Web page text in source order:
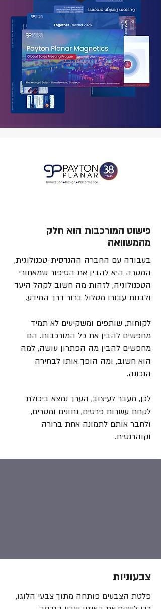
פישוט המורכבות הוא חלק
מהמשוואה
בעבודה עם החברה ההנדסית-טכנולוגית,
המטרה היא להבין את הסיפור שמאחורי
הטכנולוגיה, לזהות מה חשוב לקהל היעד
ולבנות עבורו מסלול ברור דרך המידע.
לקוחות, שותפים ומשקיעים לא תמיד
מחפשים להבין את כל המורכבות. הם
מחפשים להבין מה הפתרון עושה, למה
הוא חשוב, ומה הופך אותו לבחירה
הנכונה.
לכן, מעבר לעיצוב, הערך נמצא ביכולת
לקחת עשרות פרטים, נתונים ומסרים,
ולחבר אותם לתמונה אחת ברורה
וקוהרנטית.
צבעוניות
פלטת הצבעים פותחה מתוך צבעי הלוגו,